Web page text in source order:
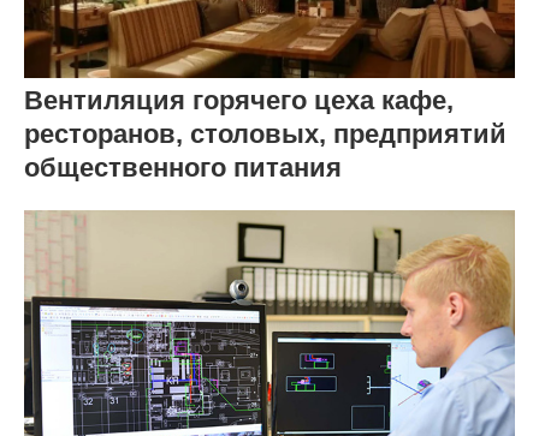
Вентиляция горячего цеха кафе,
ресторанов, столовых, предприятий
общественного питания